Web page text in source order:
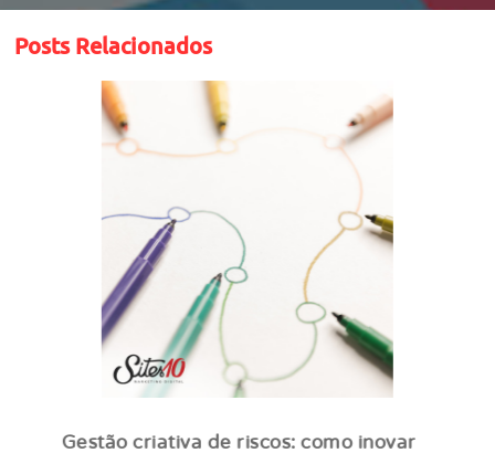
Posts Relacionados
Gestão criativa de riscos: como inovar